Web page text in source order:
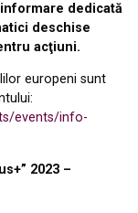
dedicată
deschise
acţiuni.
europeni sunt
events/info-
2023 –